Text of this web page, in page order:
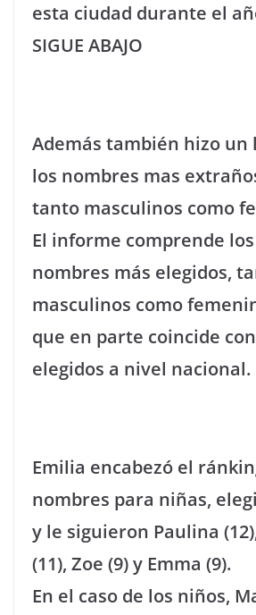
esta ciudad durante el
SIGUE ABAJO
Además también hizo un
los nombres mas
tanto masculinos como
El informe comprende
nombres más elegidos,
masculinos como
que en parte coincide
elegidos a nivel nacional.
Emilia encabezó el
nombres para niñas,
y le siguieron Paulina
(11), Zoe (9) y Emma (9).
En el caso de los niños,